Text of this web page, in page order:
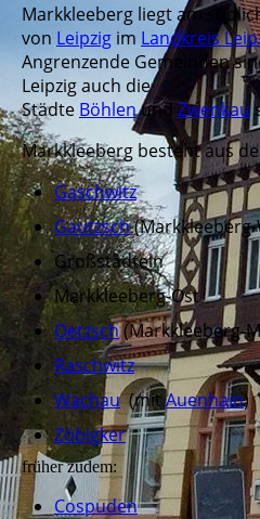
Markkleeberg liegt am
von Leipzig im Landkreis
Angrenzende Gemeinden
Leipzig auch die
Städte Böhlenund Zwenkau
Markkleeberg besteht aus
Gaschwitz
Gautzsch(Markkleeberg-
Großstädteln
Markkleeberg-Ost
Oetzsch(Markkleeberg-
Raschwitz
Wachau(mitAuenhain)
Zöbigker
früher zudem:
Cospuden